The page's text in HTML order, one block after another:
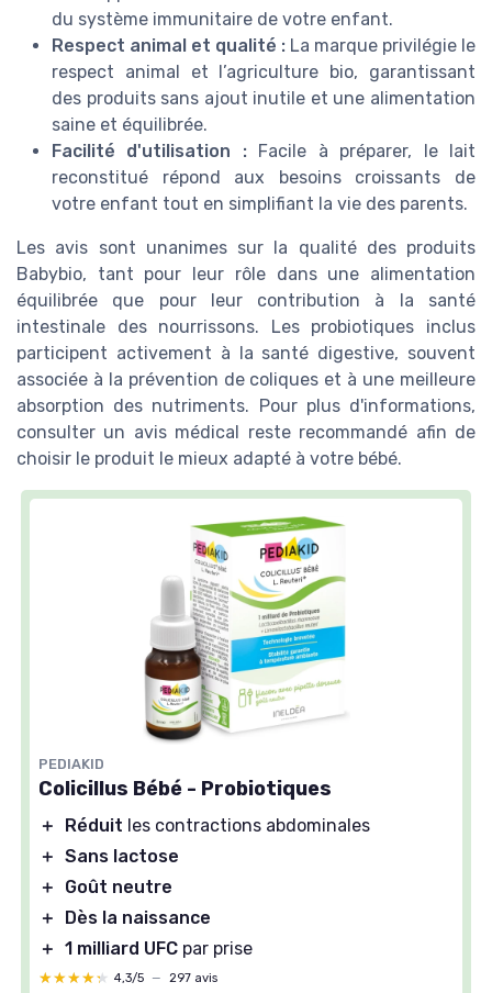
du système immunitaire de votre enfant.
Respect animal et qualité : La marque privilégie le
respect animal et l’agriculture bio, garantissant
des produits sans ajout inutile et une alimentation
saine et équilibrée.
Facilité d'utilisation :Facile à préparer, le lait
reconstitué répond aux besoins croissants de
votre enfant tout en simplifiant la vie des parents.
Les avis sont unanimes sur la qualité des produits
Babybio, tant pour leur rôle dans une alimentation
équilibrée que pour leur contribution à la santé
intestinale des nourrissons. Les probiotiques inclus
participent activement à la santé digestive, souvent
associée à la prévention de coliques et à une meilleure
absorption des nutriments. Pour plus d'informations,
consulter un avis médical reste recommandé afin de
choisir le produit le mieux adapté à votre bébé.
PEDIAKID
Colicillus Bébé - Probiotiques
＋ Réduit les contractions abdominales
＋ Sans lactose
＋
Goût neutre
＋
Dès la naissance
＋ 1 milliard UFC par prise
★★★★★
★★★★★ 4,3/5 — 297 avis